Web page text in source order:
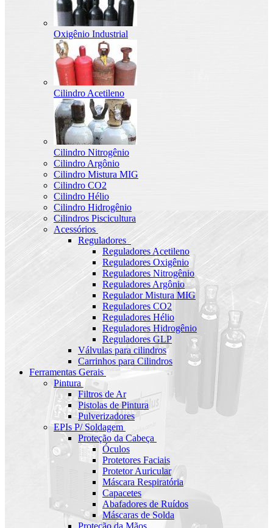
Oxigênio Industrial
Cilindro Acetileno
Cilindro Nitrogênio
Cilindro Argônio
Cilindro Mistura MIG
Cilindro CO2
Cilindro Hélio
Cilindro Hidrogênio
Cilindros Piscicultura
Acessórios
Reguladores
Reguladores Acetileno
Reguladores Oxigênio
Reguladores Nitrogênio
Reguladores Argônio
Regulador Mistura MIG
Reguladores CO2
Reguladores Hélio
Reguladores Hidrogênio
Reguladores GLP
Válvulas para cilindros
Carrinhos para Cilindros
Ferramentas Gerais
Pintura
Filtros de Ar
Pistolas de Pintura
Pulverizadores
EPIs P/ Soldagem
Proteção da Cabeça
Óculos
Protetores Faciais
Protetor Auricular
Máscara Respiratória
Capacetes
Abafadores de Ruídos
Máscaras de Solda